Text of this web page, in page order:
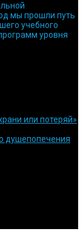
мы прошли путь
учебного
уровня
или потеряй»
душепопечения